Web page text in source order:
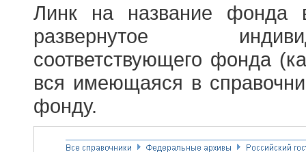
Линк на название фонда
развернутое
соответствующего фонда
вся имеющаяся в
фонду.